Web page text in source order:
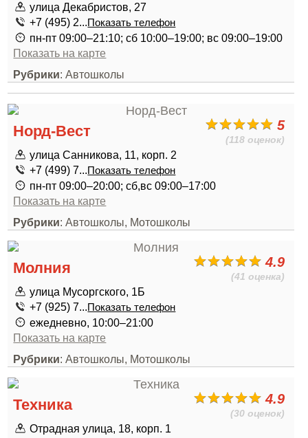
улица Декабристов, 27
+7 (495) 2...Показать телефон
пн-пт 09:00–21:10; сб 10:00–19:00; вс 09:00–19:00
Показать на карте
Рубрики: Автошколы
5
(118 оценок)
Норд-Вест
улица Санникова, 11, корп. 2
+7 (499) 7...Показать телефон
пн-пт 09:00–20:00; сб,вс 09:00–17:00
Показать на карте
Рубрики: Автошколы, Мотошколы
4.9
(41 оценка)
Молния
улица Мусоргского, 1Б
+7 (925) 7...Показать телефон
ежедневно, 10:00–21:00
Показать на карте
Рубрики: Автошколы, Мотошколы
4.9
(30 оценок)
Техника
Отрадная улица, 18, корп. 1